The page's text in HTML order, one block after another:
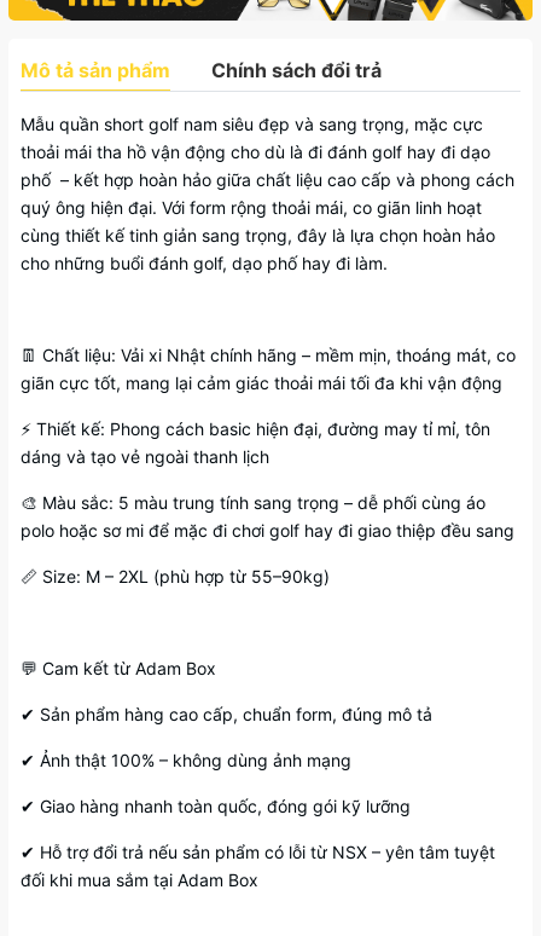
Mô tả sản phẩm Chính sách đổi trả
Mẫu quần short golf nam siêu đẹp và sang trọng, mặc cực
thoải mái tha hồ vận động cho dù là đi đánh golf hay đi dạo
phố – kết hợp hoàn hảo giữa chất liệu cao cấp và phong cách
quý ông hiện đại. Với form rộng thoải mái, co giãn linh hoạt
cùng thiết kế tinh giản sang trọng, đây là lựa chọn hoàn hảo
cho những buổi đánh golf, dạo phố hay đi làm.
👖 Chất liệu: Vải xi Nhật chính hãng – mềm mịn, thoáng mát, co
giãn cực tốt, mang lại cảm giác thoải mái tối đa khi vận động
⚡ Thiết kế: Phong cách basic hiện đại, đường may tỉ mỉ, tôn
dáng và tạo vẻ ngoài thanh lịch
🎨 Màu sắc: 5 màu trung tính sang trọng – dễ phối cùng áo
polo hoặc sơ mi để mặc đi chơi golf hay đi giao thiệp đều sang
📏 Size: M – 2XL (phù hợp từ 55–90kg)
💬 Cam kết từ Adam Box
✔ Sản phẩm hàng cao cấp, chuẩn form, đúng mô tả
✔ Ảnh thật 100% – không dùng ảnh mạng
✔ Giao hàng nhanh toàn quốc, đóng gói kỹ lưỡng
✔ Hỗ trợ đổi trả nếu sản phẩm có lỗi từ NSX – yên tâm tuyệt
đối khi mua sắm tại Adam Box